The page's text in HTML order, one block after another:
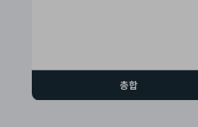
총합